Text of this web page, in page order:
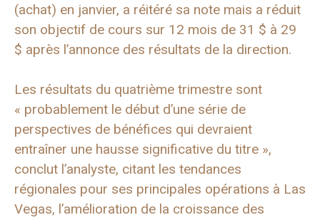
(achat) en janvier, a réitéré sa note mais a réduit
son objectif de cours sur 12 mois de 31 $ à 29
$ après l’annonce des résultats de la direction.
Les résultats du quatrième trimestre sont
« probablement le début d’une série de
perspectives de bénéfices qui devraient
entraîner une hausse significative du titre »,
conclut l’analyste, citant les tendances
régionales pour ses principales opérations à Las
Vegas, l’amélioration de la croissance des